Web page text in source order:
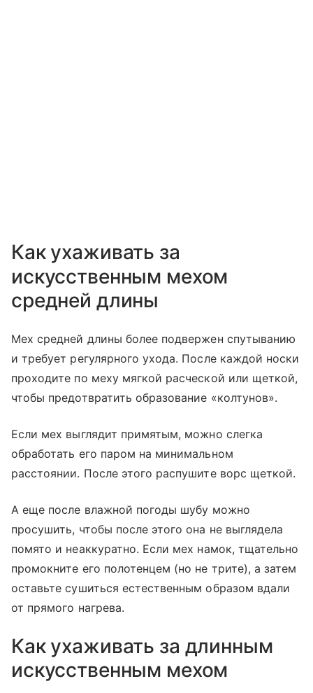
Как ухаживать за
искусственным мехом
средней длины
Мех средней длины более подвержен спутыванию
и требует регулярного ухода. После каждой носки
проходите по меху мягкой расческой или щеткой,
чтобы предотвратить образование «колтунов».
Если мех выглядит примятым, можно слегка
обработать его паром на минимальном
расстоянии. После этого распушите ворс щеткой.
А еще после влажной погоды шубу можно
просушить, чтобы после этого она не выглядела
помято и неаккуратно. Если мех намок, тщательно
промокните его полотенцем (но не трите), а затем
оставьте сушиться естественным образом вдали
от прямого нагрева.
Как ухаживать за длинным
искусственным мехом